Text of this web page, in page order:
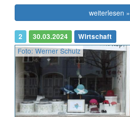
weiterlesen »
2 30.03.2024 Wirtschaft
Foto: Werner Schulz